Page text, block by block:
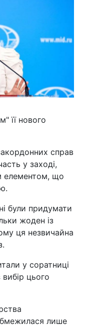
її нового
справ
у заході,
елементом, що
були придумати
жоден із
ця незвичайна
у соратниці
цього
лише